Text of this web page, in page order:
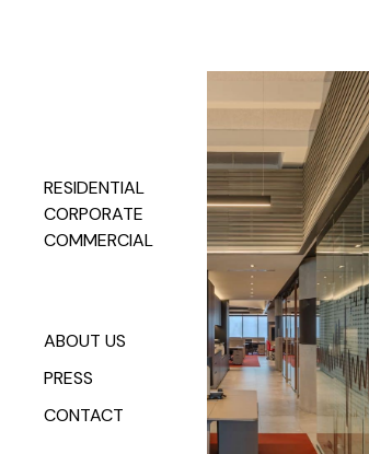
ABOUT US
PRESS
CONTACT
COMMERCIAL
CORPORATE
RESIDENTIAL